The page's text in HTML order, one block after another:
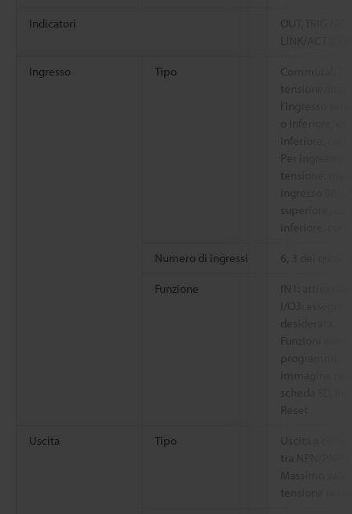
Indicatori
OUT, TRIG
Ingresso Tipo
Commutabile
tensione/
o inferiore,
Per ingresso
tensione:
superiore,
Numero di ingressi 6, 3 dei quali
Funzione
desiderata.
Funzioni
programmi,
scheda SD,
Reset
Uscita Tipo
Uscita a
tra NPN/PNP
Massimo
tensione